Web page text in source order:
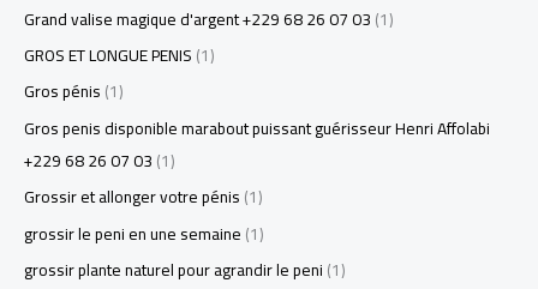
Grand valise magique d'argent +229 68 26 07 03(1)
GROS ET LONGUE PENIS(1)
Gros pénis(1)
Gros penis disponible marabout puissant guérisseur Henri Affolabi
+229 68 26 07 03(1)
Grossir et allonger votre pénis(1)
grossir le peni en une semaine(1)
grossir plante naturel pour agrandir le peni(1)